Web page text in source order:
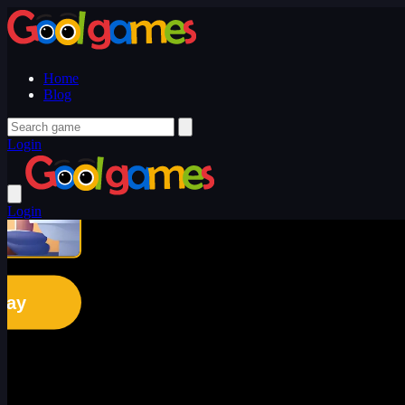
Home
Blog
Login
Login